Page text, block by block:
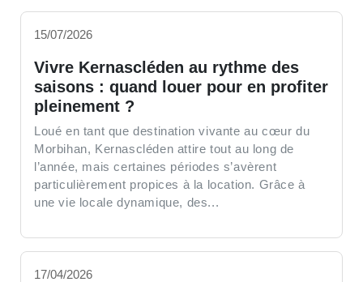
15/07/2026
Vivre Kernascléden au rythme des
saisons : quand louer pour en profiter
pleinement ?
Loué en tant que destination vivante au cœur du
Morbihan, Kernascléden attire tout au long de
l’année, mais certaines périodes s’avèrent
particulièrement propices à la location. Grâce à
une vie locale dynamique, des...
17/04/2026